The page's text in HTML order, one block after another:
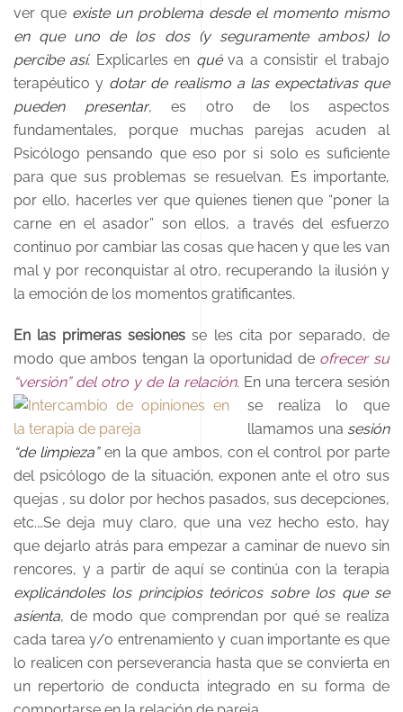
ver que existe un problema desde el momento mismo
en que uno de los dos (y seguramente ambos) lo
percibe así. Explicarles en quéva a consistir el trabajo
terapéutico y dotar de realismo a las expectativas que
pueden presentar, es otro de los aspectos
fundamentales, porque muchas parejas acuden al
Psicólogo pensando que eso por si solo es suficiente
para que sus problemas se resuelvan. Es importante,
por ello, hacerles ver que quienes tienen que “poner la
carne en el asador” son ellos, a través del esfuerzo
continuo por cambiar las cosas que hacen y que les van
mal y por reconquistar al otro, recuperando la ilusión y
la emoción de los momentos gratificantes.
En las primeras sesiones se les cita por separado, de
modo que ambos tengan laoportunidad de ofrecer su
“versión” del otro y de la relación. En una tercera sesión
se realiza lo que
llamamos una sesión
“de limpieza”en la que ambos, con el control por parte
del psicólogo de la situación, exponen ante el otro sus
quejas , su dolor por hechos pasados, sus decepciones,
etc.…Se deja muy claro, que una vez hecho esto, hay
que dejarlo atrás para empezar a caminar de nuevo sin
rencores, y a partir de aquí se continúa con la terapia
explicándoles los principios teóricos sobre los que se
asienta, de modo que comprendan por qué se realiza
cada tarea y/o entrenamiento y cuan importante es que
lo realicen con perseverancia hasta que se convierta en
un repertorio de conducta integrado en su forma de